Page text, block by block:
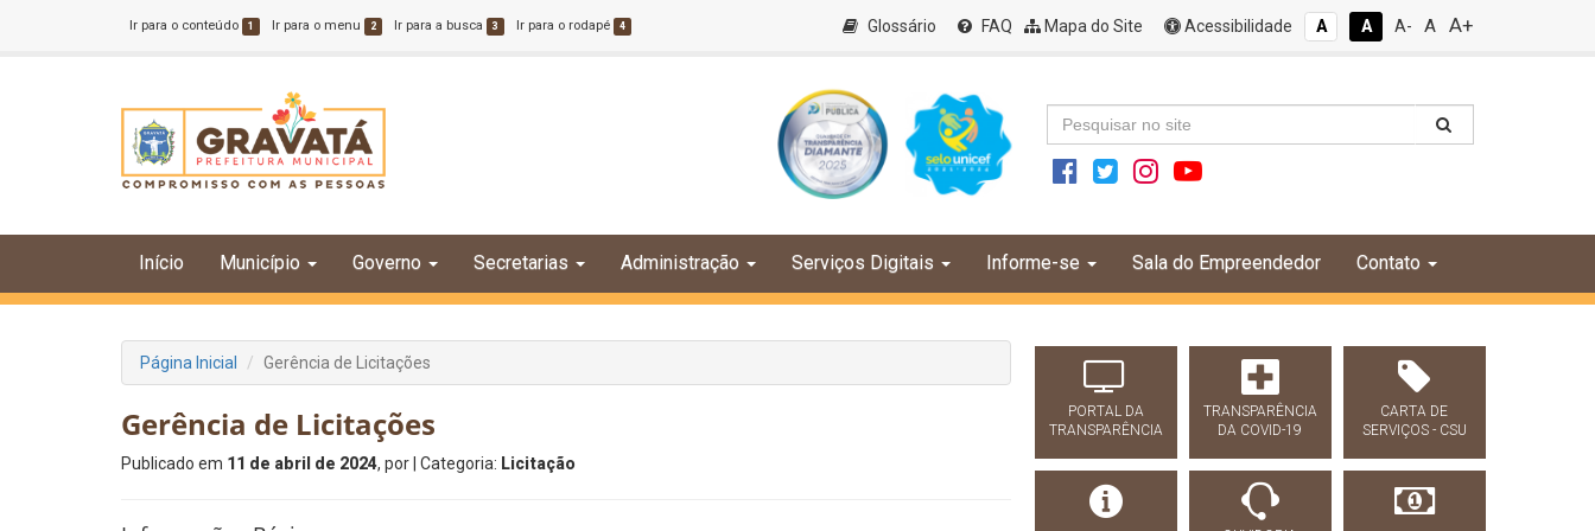
Ir para o conteúdo 1 Ir para o menu 2 Ir para a busca 3 Ir para o rodapé 4 Glossário FAQ Mapa do Site Acessibilidade A A A- A A+
Início Município Governo Secretarias Administração Serviços Digitais Informe-se Sala do Empreendedor Contato
Página Inicial Gerência de Licitações
Gerência de Licitações
Publicado em 11 de abril de 2024, por | Categoria: Licitação
PORTAL DA
TRANSPARÊNCIA
TRANSPARÊNCIA
DA COVID-19
CARTA DE
SERVIÇOS - CSU